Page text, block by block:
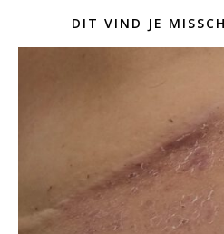
DIT VIND JE